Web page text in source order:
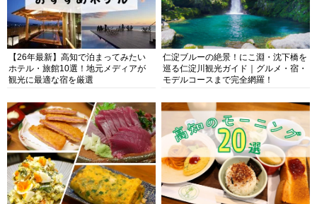
【26年最新】高知で泊まってみたい
ホテル・旅館10選！地元メディアが
観光に最適な宿を厳選
仁淀ブルーの絶景！にこ淵・沈下橋を
巡る仁淀川観光ガイド｜グルメ・宿・
モデルコースまで完全網羅！